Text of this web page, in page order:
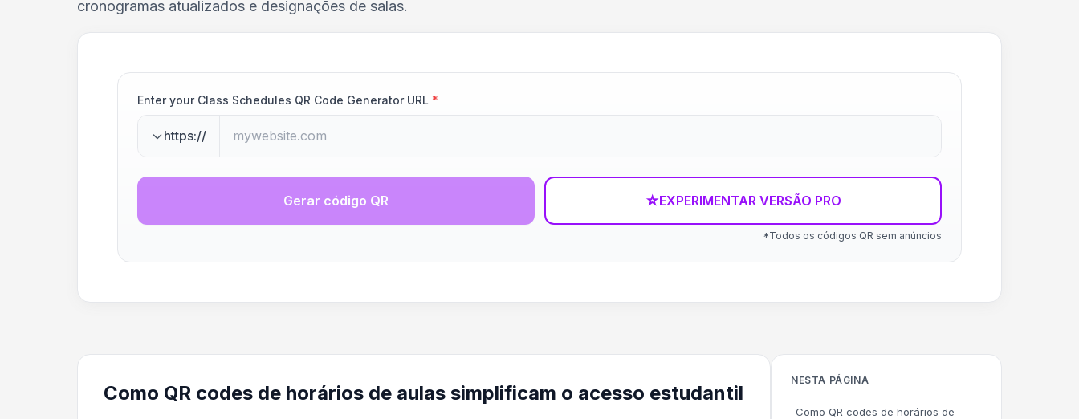
cronogramas atualizados e designações de salas.
Enter your Class Schedules QR Code Generator URL *
https://
Gerar código QR ☆EXPERIMENTAR VERSÃO PRO
*Todos os códigos QR sem anúncios
Como QR codes de horários de aulas simplificam o acesso estudantil
NESTA PÁGINA
Como QR codes de horários de